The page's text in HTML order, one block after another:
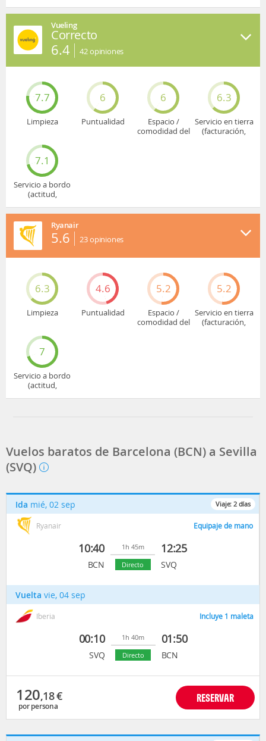
Vueling
Correcto
6.4 42opiniones
7.7
Limpieza
6
Puntualidad
6
Espacio /
comodidad del
6.3
Servicio en tierra
(facturación,
7.1
Servicio a bordo
(actitud,
Ryanair
5.6 23opiniones
6.3
Limpieza
4.6
Puntualidad
5.2
Espacio /
comodidad del
5.2
Servicio en tierra
(facturación,
7
Servicio a bordo
(actitud,
Vuelos baratos de Barcelona (BCN) a Sevilla
(SVQ)
Viaje: 2 días
Ida mié, 02 sep
Ryanair Equipaje de mano
10:40
BCN
1h 45m
Directo
12:25
SVQ
Vuelta vie, 04 sep
Iberia Incluye 1 maleta
00:10
SVQ
1h 40m
Directo
01:50
BCN
120,18€
por persona
RESERVAR